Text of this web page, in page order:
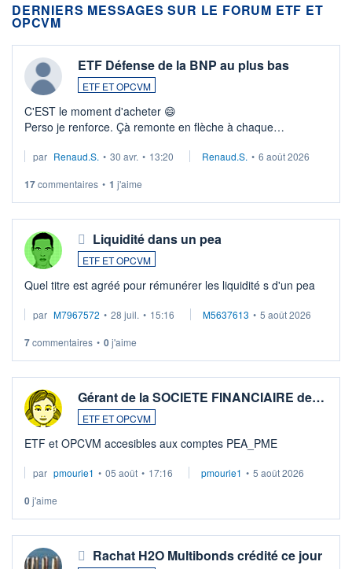
DERNIERS MESSAGES SUR LE FORUM ETF ET
OPCVM
ETF Défense de la BNP au plus bas
ETF ET OPCVM
C'EST le moment d'acheter 😄​
Perso je renforce. Çà remonte en flèche à chaque
Investissement long terme tip top pour sa retraite.
par Renaud.S. • 30 avr. • 13:20 Renaud.S. • 6 août 2026
17commentaires • 1 j'aime
Liquidité dans un pea
ETF ET OPCVM
Quel titre est agréé pour rémunérer les liquidité s d'un pea
par M7967572 • 28 juil. • 15:16 M5637613 • 5 août 2026
7commentaires • 0j'aime
Gérant de la SOCIETE FINANCIAIRE de…
ETF ET OPCVM
ETF et OPCVM accesibles aux comptes PEA_PME
par pmourie1 • 05 août • 17:16 pmourie1 • 5 août 2026
0j'aime
Rachat H2O Multibonds crédité ce jour